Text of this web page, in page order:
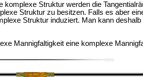
Struktur werden die
Struktur zu besitzen. Falls es aber
Struktur induziert. Man kann
Mannigfaltigkeit eine komplexe